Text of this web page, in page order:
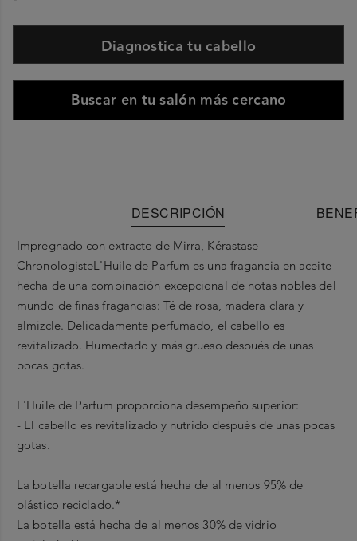
Diagnostica tu cabello
Buscar en tu salón más cercano
DESCRIPCIÓN
Impregnado con extracto de Mirra, Kérastase
ChronologisteL'Huile de Parfum es una fragancia en aceite
hecha de una combinación excepcional de notas nobles del
mundo de finas fragancias: Té de rosa, madera clara y
almizcle. Delicadamente perfumado, el cabello es
revitalizado. Humectado y más grueso después de unas
pocas gotas.
L'Huilede Parfum proporciona desempeño superior:
- El cabello es revitalizado y nutrido después de unas pocas
gotas.
La botella recargable está hecha de al menos 95% de
plástico reciclado.*
La botella está hecha de al menos 30% de vidrio